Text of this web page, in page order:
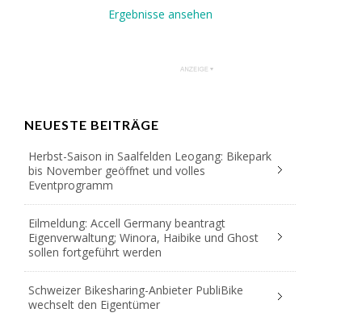
Ergebnisse ansehen
NEUESTE BEITRÄGE
Herbst-Saison in Saalfelden Leogang: Bikepark
bis November geöffnet und volles
Eventprogramm
Eilmeldung: Accell Germany beantragt
Eigenverwaltung; Winora, Haibike und Ghost
sollen fortgeführt werden
Schweizer Bikesharing-Anbieter PubliBike
wechselt den Eigentümer